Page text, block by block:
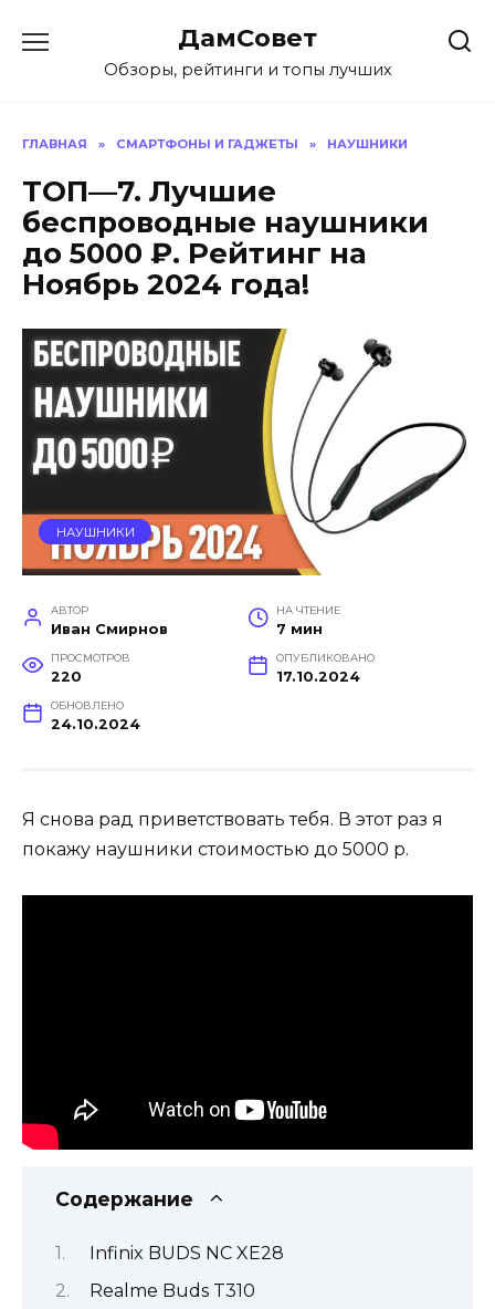
содержанию
ДамСовет
Обзоры, рейтинги и топы лучших
ГЛАВНАЯ » СМАРТФОНЫ И ГАДЖЕТЫ » НАУШНИКИ
ТОП—7. Лучшие
беспроводные наушники
до 5000 ₽. Рейтинг на
Ноябрь 2024 года!
НАУШНИКИ
АВТОР
Иван Смирнов
НА ЧТЕНИЕ
7 мин
ПРОСМОТРОВ
220
ОПУБЛИКОВАНО
17.10.2024
ОБНОВЛЕНО
24.10.2024
Я снова рад приветствовать тебя. В этот раз я
покажу наушники стоимостью до 5000 р.
Содержание
Infinix BUDS NC XE28
Realme Buds T310